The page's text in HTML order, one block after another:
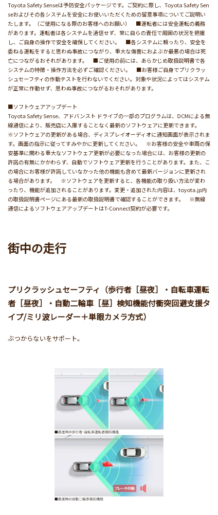
Toyota Safety Senseは予防安全パッケージです。ご契約に際し、Toyota Safety Sen
seおよびその各システムを安全にお使いいただくための留意事項についてご説明い
たします。（ご使用になる際のお客様へのお願い） ■運転者には安全運転の義務
があります。運転者は各システムを過信せず、常に自らの責任で周囲の状況を把握
し、ご自身の操作で安全を確保してください。 ■各システムに頼ったり、安全を
委ねる運転をすると思わぬ事故につながり、重大な傷害におよぶか最悪の場合は死
亡につながるおそれがあります。 ■ご使用の前には、あらかじめ取扱説明書で各
システムの特徴・操作方法を必ずご確認ください。 ■お客様ご自身でプリクラッ
シュセーフティの作動テストを行わないでください。対象や状況によってはシステム
が正常に作動せず、思わぬ事故につながるおそれがあります。
■ソフトウェアアップデート
Toyota Safety Sense、アドバンスト ドライブの一部のプログラムは、DCMによる無
線通信により、販売店に入庫することなく最新のソフトウェアに更新できます。
※ソフトウェアの更新がある場合、ディスプレイオーディオに通知画面が表示されま
す。画面の指示に従ってすみやかに更新してください。 ※お客様の安全や車両の保
安基準に関わる重大なソフトウェア更新が必要になった場合には、お客様の更新の
許諾の有無にかかわらず、自動でソフトウェア更新を行うことがあります。また、こ
の場合にお客様が許諾していなかった他の機能も含めて最新バージョンに更新され
る場合があります。 ※ソフトウェアを更新すると、各機能の取り扱い方法が変わ
ったり、機能が追加されることがあります。変更・追加された内容は、toyota.jp内
の取扱説明書ページにある最新の取扱説明書で確認することができます。 ※無線
通信によるソフトウェアアップデートはT-Connect契約が必要です。
街中の走行
プリクラッシュセーフティ（歩行者［昼夜］・自転車運転
者［昼夜］・自動二輪車［昼］検知機能付衝突回避支援タ
イプ/ミリ波レーダー＋単眼カメラ方式）
ぶつからないをサポート。